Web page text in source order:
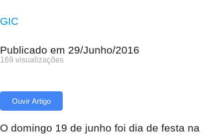
GIC
Publicado em 29/Junho/2016
169 visualizações
Ouvir Artigo
O domingo 19 de junho foi dia de festa na